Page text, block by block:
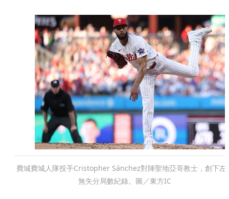
費城費城人隊投手Cristopher Sánchez對陣聖地亞哥教士，創下左
無失分局數紀錄。圖／東方IC